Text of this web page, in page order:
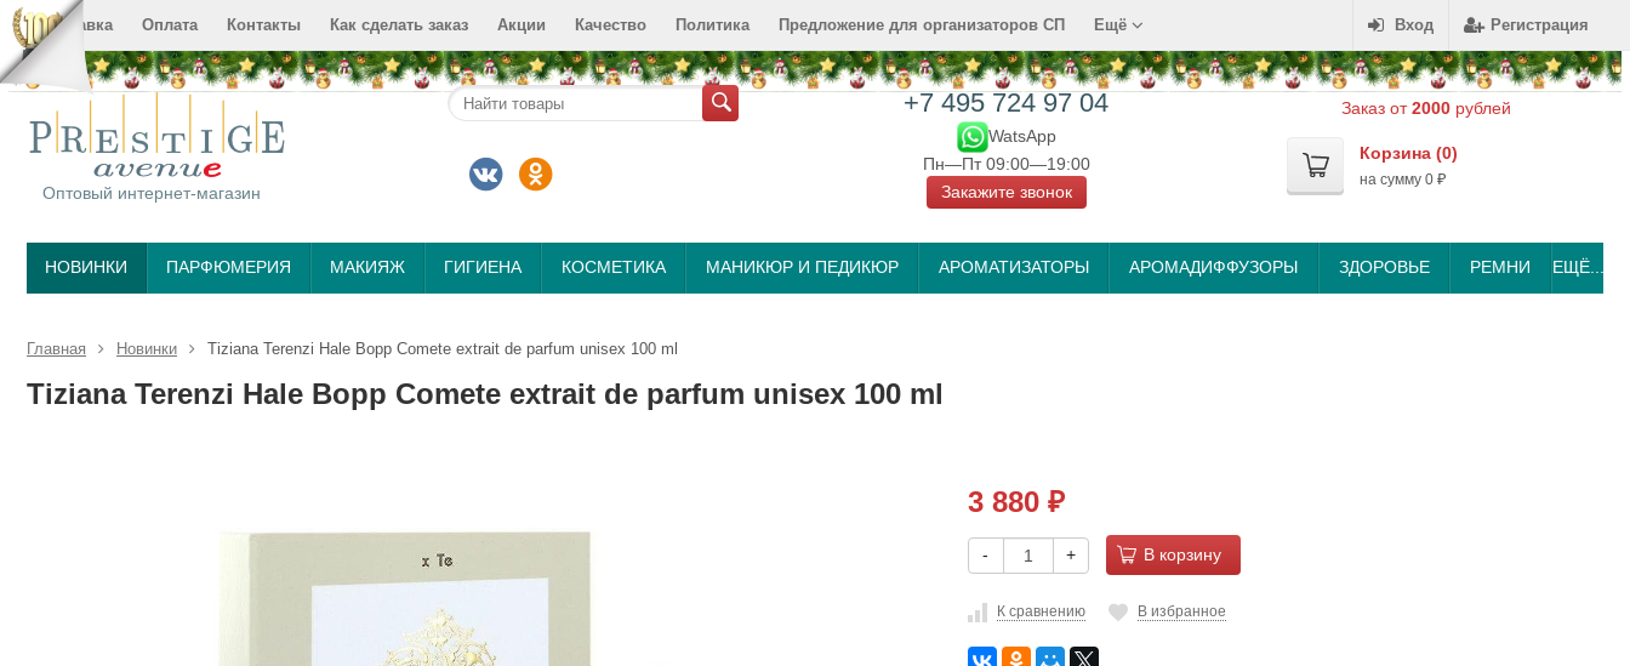
Вход Регистрация
Доставка Оплата Контакты Как сделать заказ Акции Качество Политика Предложение для организаторов СП Ещё
Оптовый интернет-магазин
+7 495 724 97 04
WatsApp
Пн—Пт 09:00—19:00
Закажите звонок
Заказ от2000 рублей
Корзина (0)
на сумму 0 ₽
НОВИНКИ ПАРФЮМЕРИЯ МАКИЯЖ ГИГИЕНА КОСМЕТИКА МАНИКЮР И ПЕДИКЮР АРОМАТИЗАТОРЫ АРОМАДИФФУЗОРЫ ЗДОРОВЬЕ РЕМНИ ЕЩЁ...
Главная Новинки Tiziana Terenzi Hale Bopp Comete extrait de parfum unisex 100 ml
Tiziana Terenzi Hale Bopp Comete extrait de parfum unisex 100 ml
3 880 ₽
- + В корзину
К сравнению В избранное